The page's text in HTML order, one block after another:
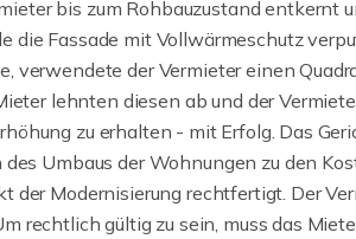
bis zum Rohbauzustand entkernt
die Fassade mit Vollwärmeschutz
verwendete der Vermieter einen
lehnten diesen ab und der
zu erhalten - mit Erfolg. Das
Umbaus der Wohnungen zu den
der Modernisierung rechtfertigt. Der
rechtlich gültig zu sein, muss das